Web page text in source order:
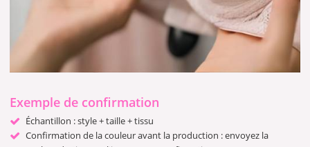
Exemple de confirmation
Échantillon : style + taille + tissu
Confirmation de la couleur avant la production : envoyez la